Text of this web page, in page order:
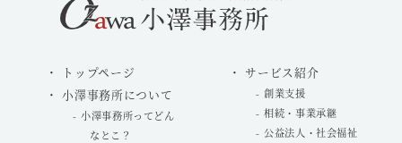
トップページ
小澤事務所について
小澤事務所ってどん
なとこ？
サービス紹介
創業支援
相続・事業承継
公益法人・社会福祉